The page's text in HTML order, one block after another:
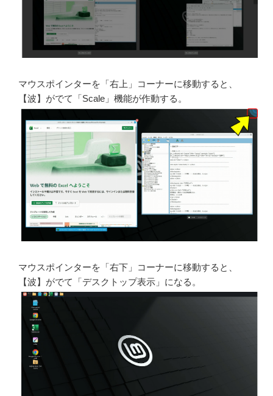
マウスポインターを「右上」コーナーに移動すると、
【波】がでて「Scale」機能が作動する。
マウスポインターを「右下」コーナーに移動すると、
【波】がでて「デスクトップ表示」になる。